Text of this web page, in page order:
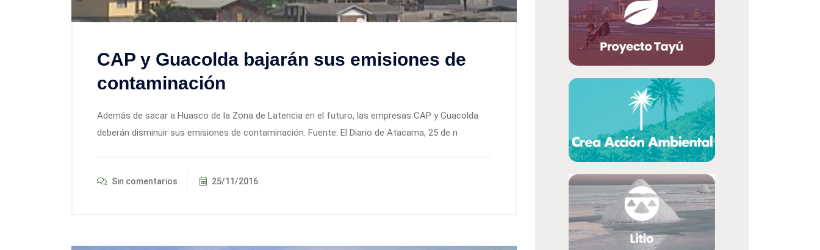
CAP y Guacolda bajarán sus emisiones de
contaminación
Además de sacar a Huasco de la Zona de Latencia en el futuro, las empresas CAP y Guacolda
deberán disminuir sus emisiones de contaminación. Fuente: El Diario de Atacama, 25 de n
Sin comentarios 25/11/2016